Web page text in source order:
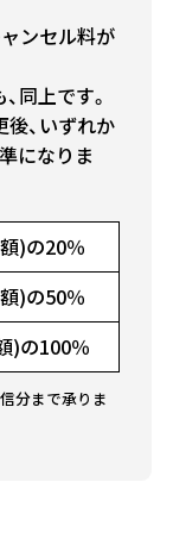
ンセル料が
同上です。
、いずれか
になりま
)の20％
)の50％
)の100％
分まで承りま